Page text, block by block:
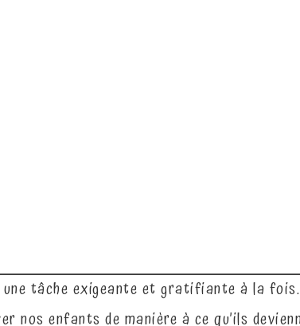
tâche exigeante et gratifiante à la
nos enfants de manière à ce qu’ils